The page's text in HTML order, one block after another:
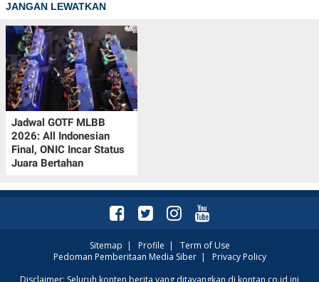
JANGAN LEWATKAN
Jadwal GOTF MLBB
2026: All Indonesian
Final, ONIC Incar Status
Juara Bertahan
Sitemap | Profile | Term of Use
Pedoman Pemberitaan Media Siber| Privacy Policy